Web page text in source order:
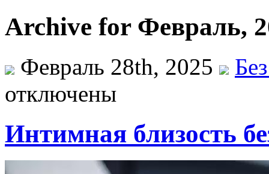
Archive for Февраль,
Февраль 28th, 2025
отключены
Интимная близость